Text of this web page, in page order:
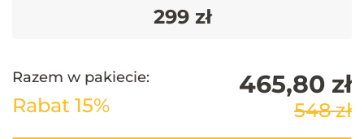
03.04 - Materiały V-ray - Metaliczne
03.05 - Materiały V-ray - Przezroczyste - Szkło
18 min 16 s
299 zł
Razem w pakiecie:
Rabat 15%
465,80 zł
548 zł